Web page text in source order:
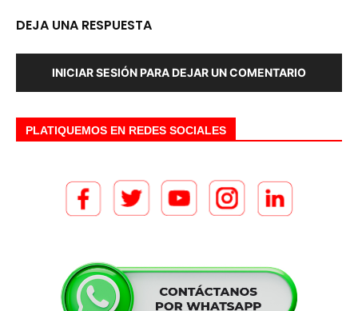
DEJA UNA RESPUESTA
INICIAR SESIÓN PARA DEJAR UN COMENTARIO
PLATIQUEMOS EN REDES SOCIALES